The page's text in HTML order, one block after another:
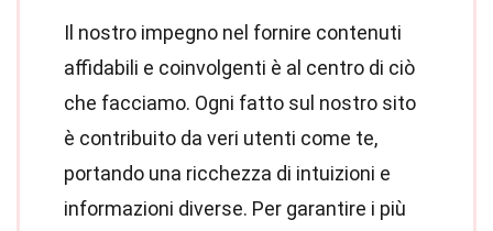
Il nostro impegno nel fornire contenuti
affidabili e coinvolgenti è al centro di ciò
che facciamo. Ogni fatto sul nostro sito
è contribuito da veri utenti come te,
portando una ricchezza di intuizioni e
informazioni diverse. Per garantire i più